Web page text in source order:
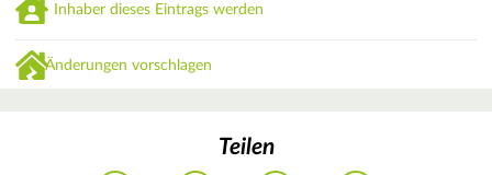
Inhaber dieses Eintrags werden
Änderungen vorschlagen
Teilen